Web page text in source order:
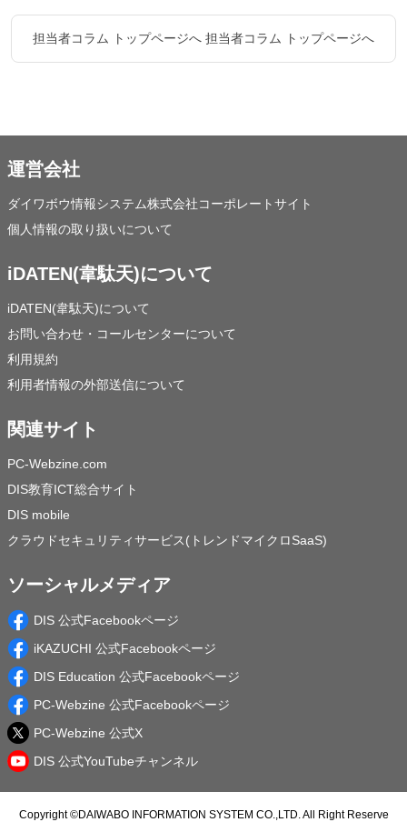
担当者コラム トップページへ 担当者コラム トップページへ
運営会社
ダイワボウ情報システム株式会社コーポレートサイト
個人情報の取り扱いについて
iDATEN(韋駄天)について
iDATEN(韋駄天)について
お問い合わせ・コールセンターについて
利用規約
利用者情報の外部送信について
関連サイト
PC-Webzine.com
DIS教育ICT総合サイト
DIS mobile
クラウドセキュリティサービス(トレンドマイクロSaaS)
ソーシャルメディア
DIS 公式Facebookページ
iKAZUCHI 公式Facebookページ
DIS Education 公式Facebookページ
PC-Webzine 公式Facebookページ
PC-Webzine 公式X
DIS 公式YouTubeチャンネル
Copyright ©DAIWABO INFORMATION SYSTEM CO.,LTD.All Right Reserve